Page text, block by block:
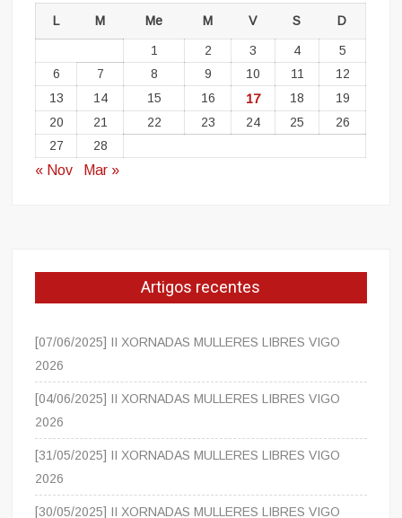
L M Me M V S D
1 2 3 4
5
6
7 8 9 10 11
12
13
14 15 16 17 18
19
20
21 22 23 24 25
26
27
28
« Nov Mar »
Artigos recentes
[07/06/2025] II XORNADAS MULLERES LIBRES VIGO
2026
[04/06/2025] II XORNADAS MULLERES LIBRES VIGO
2026
[31/05/2025] II XORNADAS MULLERES LIBRES VIGO
2026
[30/05/2025] II XORNADAS MULLERES LIBRES VIGO